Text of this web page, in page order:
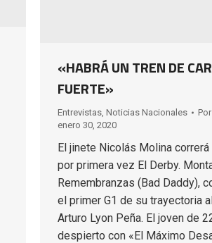
«HABRÁ UN TREN DE
FUERTE»
Entrevistas Noticias Nacionales Por
enero 30, 2020
El jinete Nicolás Molina
por primera vez El Derby.
Remembranzas (Bad Daddy),
el primer G1 de su trayectoria
Arturo Lyon Peña. El joven de
despierto con «El Máximo